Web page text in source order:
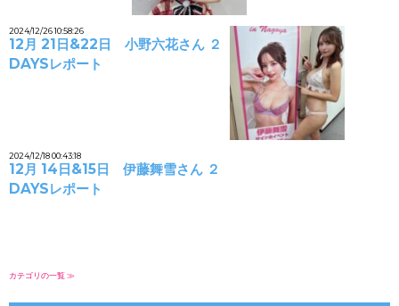
2024/12/26 10:58:26
12月 21日&22日 小野六花さん ２
DAYSレポート
2024/12/18 00:43:18
12月 14日&15日 伊藤舞雪さん ２
DAYSレポート
カテゴリの一覧 ≫